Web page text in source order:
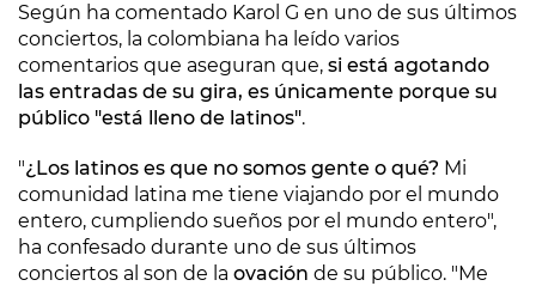
Según ha comentado Karol G en uno de sus últimos
conciertos, la colombiana ha leído varios
comentarios que aseguran que, si está agotando
las entradas de su gira, es únicamente porque su
público "está lleno de latinos".
"¿Los latinos es que no somos gente o qué? Mi
comunidad latina me tiene viajando por el mundo
entero, cumpliendo sueños por el mundo entero",
ha confesado durante uno de sus últimos
conciertos al son de la ovación de su público. "Me